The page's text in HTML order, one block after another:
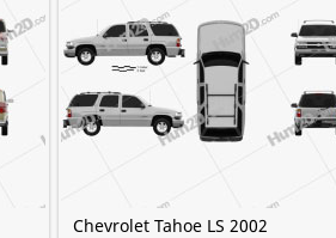
Chevrolet Tahoe LS 2002